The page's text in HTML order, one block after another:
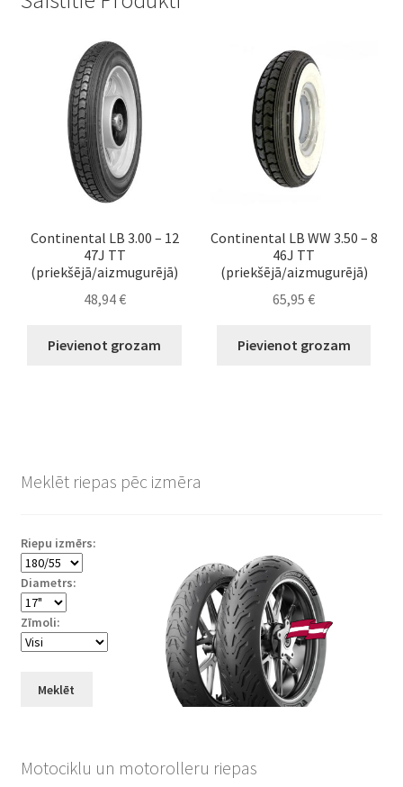
Continental LB 3.00 – 12
47J TT
(priekšējā/aizmugurējā)
48,94€
Pievienot grozam
Continental LB WW 3.50 – 8
46J TT
(priekšējā/aizmugurējā)
65,95€
Pievienot grozam
Meklēt riepas pēc izmēra
Riepu izmērs:
Diametrs:
Zīmoli:
Meklēt
Motociklu un motorolleru riepas